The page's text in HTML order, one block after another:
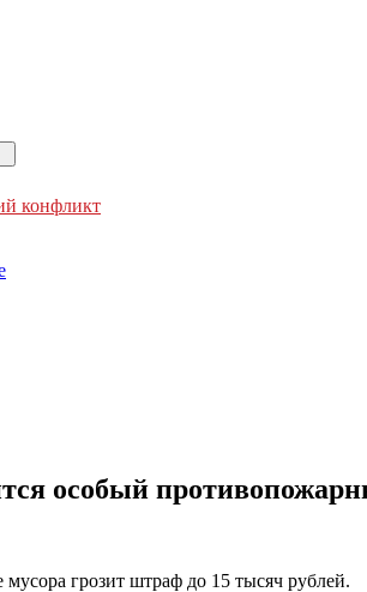
конфликт
особый
мусора грозит штраф до 15 тысяч рублей.